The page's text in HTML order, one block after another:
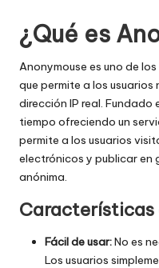
d
e
s
[
P
r
u
e
¿Qué es
Anonymouse es uno de
que permite a los
dirección IP real. Fundado
tiempo ofreciendo un
permite a los usuarios
electrónicos y publicar en
anónima.
Características
Fácil de usar:No es
Los usuarios